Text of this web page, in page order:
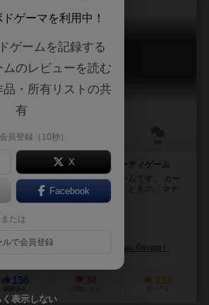
エレガンツ
Élégants
3～5分
ードを引けますか？おバカ系パーティゲーム
こと、それ自体を主題にしたゲームです。 カー
いるもののほかに、カードを引くときの「マナ
ります。 他の人が...
ワーイ連邦（Bobon Bon Bojiwai Renpo）
136
経験あり
132
持ってる
ドゲーマを利用中！
ゲームを記録する
のレビューを読む
・所有リストの共
有
員登録（10秒）
X
Facebook
または
ルで会員登録
く表示しない